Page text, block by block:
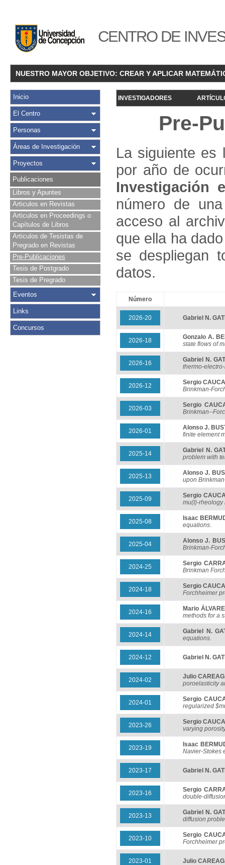
CENTRO DE
NUESTRO MAYOR OBJETIVO: CREAR Y APLICAR
Inicio
El Centro
Personas
Áreas de Investigación
Proyectos
Publicaciones
Libros y Apuntes
Articulos en Revistas
Articulos en Proceedings o
Capítulos de Libros
Articulos de Tesistas de
Pregrado en Revistas
Pre-Publicaciones
Tesis de Postgrado
Tesis de Pregrado
Eventos
Links
Concursos
INVESTIGADORES
Pre-
La siguiente es
por año de
Investigación
número de
acceso al
que ella ha
se despliegan
datos.
Número
2026-20 Gabriel N.
2026-18
Gonzalo A.
state flows of
2026-16
Gabriel N.
thermo-
2026-12
Sergio
Brinkman-
2026-03
Sergio
Brinkman--
2026-01
Alonso J.
finite element
2025-14
Gabriel N.
problem with
2025-13
Alonso J.
upon
2025-09
Sergio
mu(I)-rheology
2025-08
Isaac
equations.
2025-04
Alonso J.
Brinkman-
2024-25
Sergio
Brinkman
2024-18
Sergio
Forchheimer
2024-16
Mario
methods for a
2024-14
Gabriel N.
equations.
2024-12 Gabriel N.
2024-02
Julio
poroelasticity
2024-01
Sergio
regularized
2023-26
Sergio
varying
2023-19
Isaac
Navier-Stokes
2023-17 Gabriel N.
2023-16
Sergio
double-
2023-13
Gabriel N.
diffusion
2023-10
Sergio
Forchheimer
2023-01 Julio